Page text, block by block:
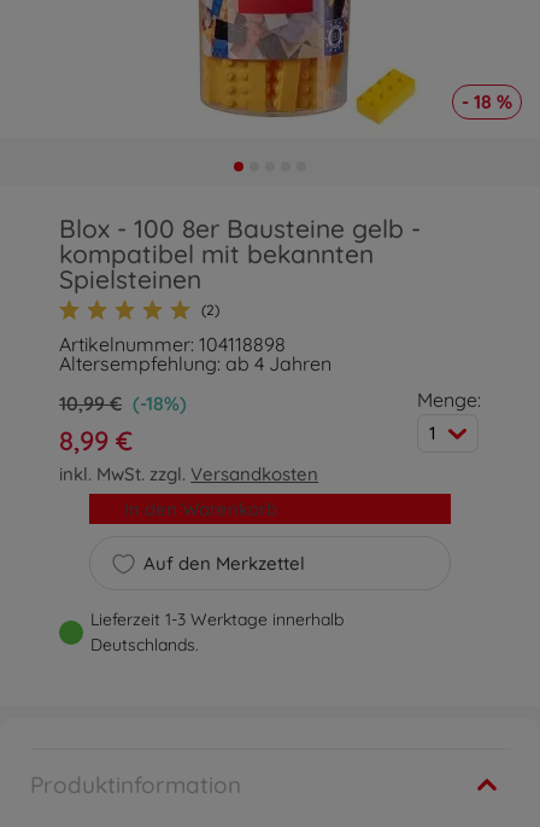
- 18 %
Blox - 100 8er Bausteine gelb -
kompatibel mit bekannten
Spielsteinen
(2)
Artikelnummer: 104118898
Altersempfehlung: ab 4 Jahren
10,99 € (-18%)
8,99 €
inkl. MwSt. zzgl.Versandkosten
Menge:
1
Auf den Merkzettel
In den Warenkorb
Lieferzeit 1-3 Werktage innerhalb
Deutschlands.
Produktinformation